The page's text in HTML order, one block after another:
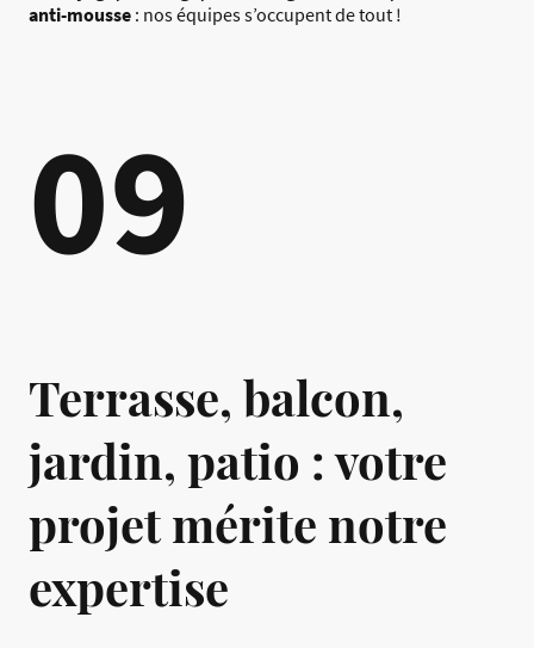
anti-mousse : nos équipes s’occupent de tout !
09
Terrasse, balcon,
jardin, patio : votre
projet mérite notre
expertise